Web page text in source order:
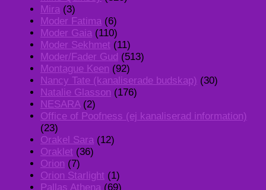
Mira (3)
Moder Fatima (6)
Moder Gaia (110)
Moder Sekhmet (11)
Moder/Fader Gud (513)
Montague Keen (92)
Nancy Tate (kanaliserade budskap) (30)
Natalie Glasson (176)
NESARA(2)
Office of Poofness (ej kanaliserad information)
(23)
Orakel Sara (12)
Oraklet (36)
Orion (7)
Orion Starlight (1)
Pallas Athena (69)